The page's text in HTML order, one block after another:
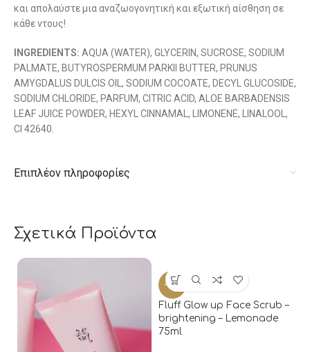
και απολαύστε μια αναζωογονητική και εξωτική αίσθηση σε
κάθε ντους!
INGREDIENTS: AQUA (WATER), GLYCERIN, SUCROSE, SODIUM
PALMATE, BUTYROSPERMUM PARKII BUTTER, PRUNUS
AMYGDALUS DULCIS OIL, SODIUM COCOATE, DECYL GLUCOSIDE,
SODIUM CHLORIDE, PARFUM, CITRIC ACID, ALOE BARBADENSIS
LEAF JUICE POWDER, HEXYL CINNAMAL, LIMONENE, LINALOOL,
CI 42640.
Επιπλέον πληροφορίες
Σχετικά Προϊόντα
-20%
Fluff Glow up Face Scrub –
brightening – Lemonade
75ml